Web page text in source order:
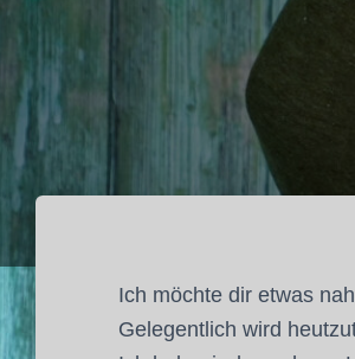
Ich möchte dir etwas
Gelegentlich wird